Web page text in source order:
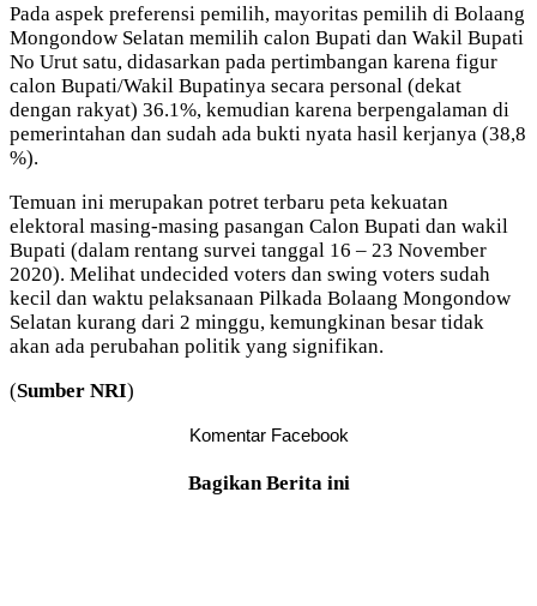
Pada aspek preferensi pemilih, mayoritas pemilih di Bolaang
Mongondow Selatan memilih calon Bupati dan Wakil Bupati
No Urut satu, didasarkan pada pertimbangan karena figur
calon Bupati/Wakil Bupatinya secara personal (dekat
dengan rakyat) 36.1%, kemudian karena berpengalaman di
pemerintahan dan sudah ada bukti nyata hasil kerjanya (38,8
%).
Temuan ini merupakan potret terbaru peta kekuatan
elektoral masing-masing pasangan Calon Bupati dan wakil
Bupati (dalam rentang survei tanggal 16 – 23 November
2020). Melihat undecided voters dan swing voters sudah
kecil dan waktu pelaksanaan Pilkada Bolaang Mongondow
Selatan kurang dari 2 minggu, kemungkinan besar tidak
akan ada perubahan politik yang signifikan.
(Sumber NRI)
Komentar Facebook
Bagikan Berita ini